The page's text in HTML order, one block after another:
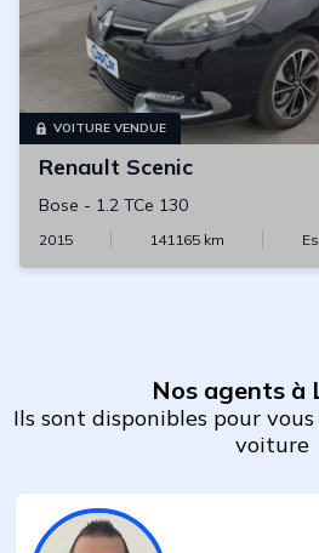
VOITURE VENDUE
Renault Scenic
Bose - 1.2 TCe 130
2015 141165 km
Nos agents à
Ils sont disponibles pour
voiture